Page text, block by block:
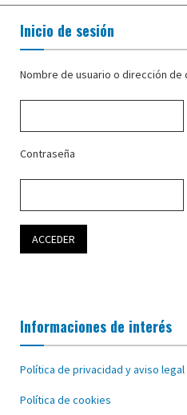
Inicio de sesión
Nombre de usuario o dirección
Contraseña
Informaciones de interés
Política de privacidad y aviso legal
Política de cookies